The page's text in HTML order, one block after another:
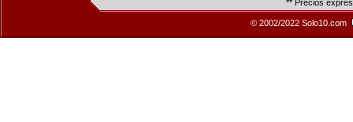
** Precios
© 2002/2022 Solo10.com